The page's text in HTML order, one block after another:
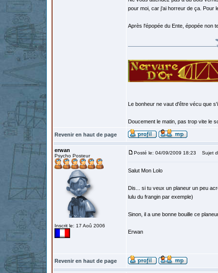
pour moi, car j'ai horreur de ça. Pour
Après l'épopée du Ente, épopée non
Le bonheur ne vaut d'être vécu que
Doucement le matin, pas trop vite le
Revenir en haut de page
erwan
Psycho Posteur
Inscrit le: 17 Aoû 2006
Posté le: 04/09/2009 18:23 Sujet
Salut Mon Lolo
Dis... si tu veux un planeur un peu
lulu du frangin par exemple)
Sinon, il a une bonne bouille ce
Erwan
Revenir en haut de page